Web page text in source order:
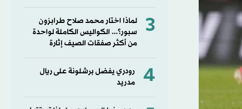
3
لماذا اختار محمد صلاح طرابزون
سبور؟... الكواليس الكاملة لواحدة
من أكثر صفقات الصيف إثارة
4
رودري يفضل برشلونة على ريال
مدريد